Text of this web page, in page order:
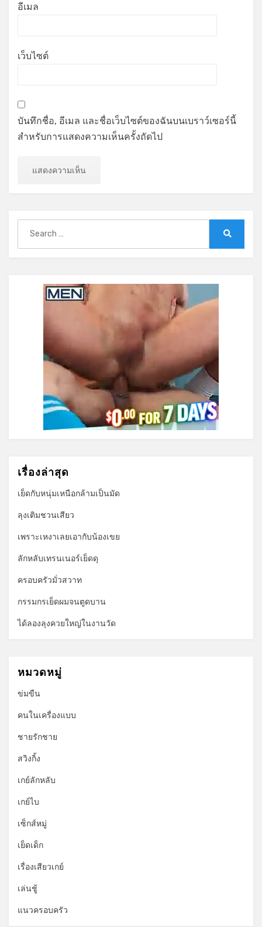
อีเมล
เว็บไซต์
บันทึกชื่อ, อีเมล และชื่อเว็บไซต์ของฉันบนเบราว์เซอร์นี้
สำหรับการแสดงความเห็นครั้งถัดไป
for:
เรื่องล่าสุด
เย็ดกับหนุ่มเหนือกล้ามเป็นมัด
ลุงเติมชวนเสียว
เพราะเหงาเลยเอากับน้องเขย
ลักหลับเทรนเนอร์เย็ดดุ
ครอบครัวมั่วสวาท
กรรมกรเย็ดผมจนตูดบาน
ได้ลองลุงควยใหญ่ในงานวัด
หมวดหมู่
ข่มขืน
คนในเครื่องแบบ
ชายรักชาย
สวิงกิ้ง
เกย์ลักหลับ
เกย์ไบ
เซ็กส์หมู่
เย็ดเด็ก
เรื่องเสียวเกย์
เล่นชู้
แนวครอบครัว